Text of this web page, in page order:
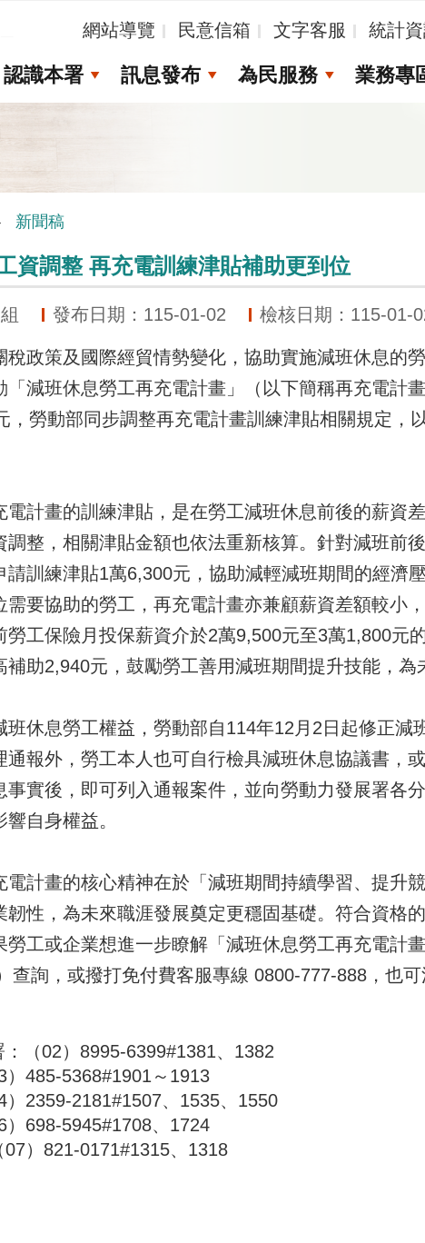
網站導覽 民意信箱 文字客服 統計
認識本署 訊息發布 為民服務 業務專
新聞稿
資調整 再充電訓練津貼補助更到位
發布日期：115-01-02 檢核日期：115-01-
策及國際經貿情勢變化，協助實施減班休息的勞
「減班休息勞工再充電計畫」（以下簡稱再充電計
，勞動部同步調整再充電計畫訓練津貼相關規定，
畫的訓練津貼，是在勞工減班休息前後的薪資差
整，相關津貼金額也依法重新核算。針對減班前
請訓練津貼1萬6,300元，協助減輕減班期間的經濟
需要協助的勞工，再充電計畫亦兼顧薪資差額較小
工保險月投保薪資介於2萬9,500元至3萬1,800元
助2,940元，鼓勵勞工善用減班期間提升技能，為
息勞工權益，勞動部自114年12月2日起修正減
通報外，勞工本人也可自行檢具減班休息協議書，
事實後，即可列入通報案件，並向勞動力發展署各
自身權益。
畫的核心精神在於「減班期間持續學習、提升競
韌性，為未來職涯發展奠定更穩固基礎。符合資格
勞工或企業想進一步瞭解「減班休息勞工再充電計
查詢，或撥打免付費客服專線 0800-777-888，也
（02）8995-6399#1381、1382
）485-5368#1901～1913
2359-2181#1507、1535、1550
）698-5945#1708、1724
）821-0171#1315、1318